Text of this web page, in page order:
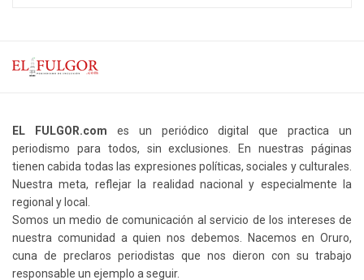
EL FULGOR.com es un periódico digital que practica un
periodismo para todos, sin exclusiones. En nuestras páginas
tienen cabida todas las expresiones políticas, sociales y culturales.
Nuestra meta, reflejar la realidad nacional y especialmente la
regional y local.
Somos un medio de comunicación al servicio de los intereses de
nuestra comunidad a quien nos debemos. Nacemos en Oruro,
cuna de preclaros periodistas que nos dieron con su trabajo
responsable un ejemplo a seguir.